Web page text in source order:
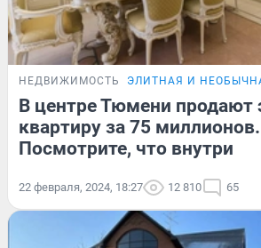
НЕДВИЖИМОСТЬ ЭЛИТНАЯ И
В центре Тюмени продают
квартиру за 75 миллионов.
Посмотрите, что внутри
22 февраля, 2024, 18:27 12 810 65